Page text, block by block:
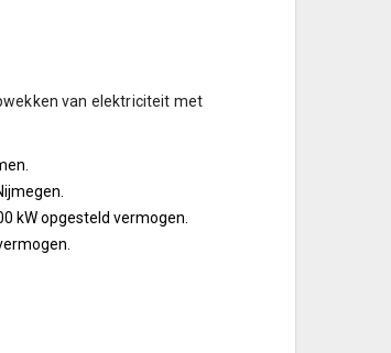
van elektriciteit met
kW opgesteld vermogen.